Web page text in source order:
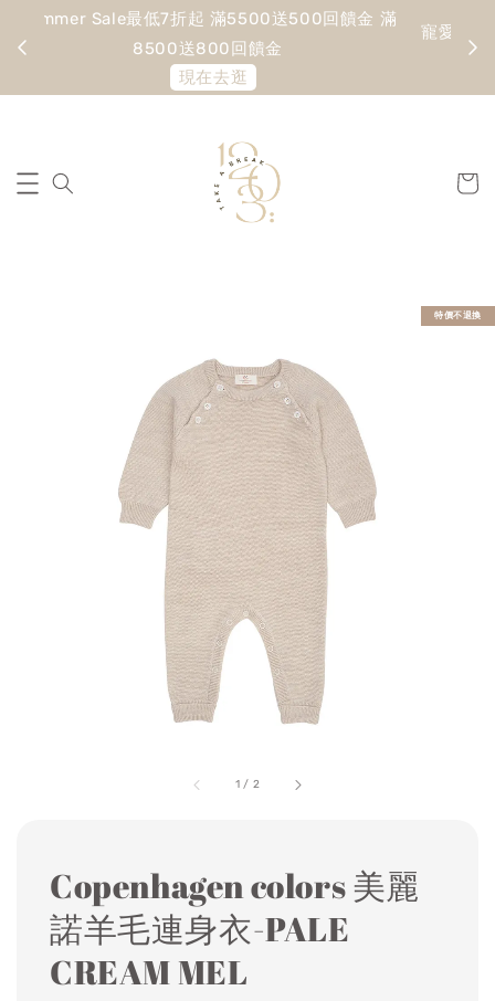
Summer Sale最低7折起 滿5500送500回饋金 滿
8500送800回饋金
現在去逛
1 / 2
特價不退換
Copenhagen colors 美麗
諾羊毛連身衣-PALE
CREAM MEL